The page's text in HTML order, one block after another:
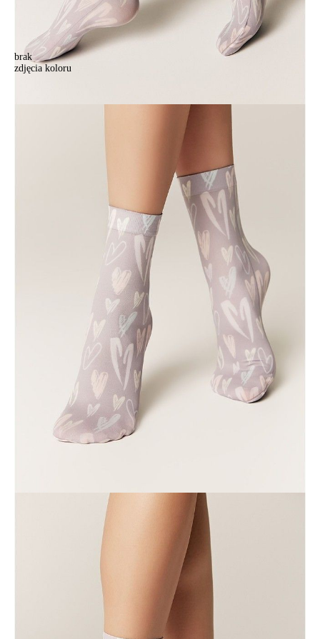
brak
zdjęcia koloru
DODAJ DO KOSZYKA
POWIADOM MNIE O DOSTĘPNOŚCI
ПОЛУЧИТЬ ПО EMAIL
darmowa od 99 zł
czas dostawy: 1-2 dni robocze
Paczkomaty InPost 24/7, darmowa od 50 zł
czas dostawy: 1-2 dni robocze
Odbiór osobisty
w sklepie Conte (Łodz)
pn.- czw. 8:00 - 16:00, pt. 8:00 - 14:00
Opis produktu
Будьте готовы к модным экспериментам!
· креативные рисунки
· плотное, эластичное и очень мягкое полотно с микрофиброй.
1001291250030000767
полиамид 89%, эластан 11%
Podmiot odpowiedzialny
EuroTrade Tex Sp z o.o.